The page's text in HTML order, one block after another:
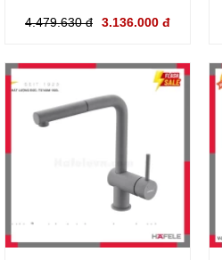
4.479.630 đ 3.136.000 đ